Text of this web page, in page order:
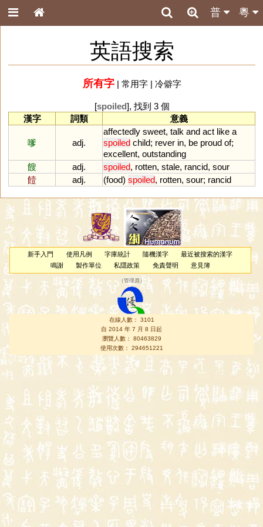
粵
普
英語搜索
所有字| 常用字| 冷僻字
[spoiled], 找到 3 個
漢字
詞類 意義
嗲 adj.
affectedly sweet, talk and act like a
spoiled child; rever in, be proud of;
excellent, outstanding
餿
adj. spoiled, rotten, stale, rancid, sour
饐
adj. (food) spoiled, rotten, sour; rancid
新手入門 使用凡例 字庫統計 隨機漢字
最近被搜索的漢字
鳴謝
製作單位 私隱政策 免責聲明 意見簿
（管理員 ）
在線人數： 3101
自 2014 年 7 月 8 日起
瀏覽人數： 80463829
使用次數： 294651221